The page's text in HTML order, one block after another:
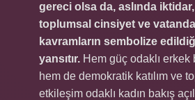
gereci olsa da, aslında iktidar,
toplumsal cinsiyet ve
kavramların sembolize
yansıtır. Hem güç odaklı erkek
hem de demokratik katılım ve
etkileşim odaklı kadın bakış